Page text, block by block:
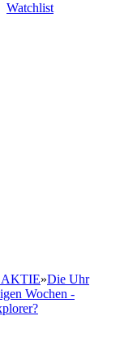
Watchlist
»Die Uhr
Wochen -